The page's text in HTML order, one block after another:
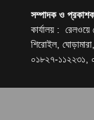
সম্পাদক ও
কার্যালয় : রেলওয়ে
শিরোইল,
০১৮২৭-১১২২৩১,